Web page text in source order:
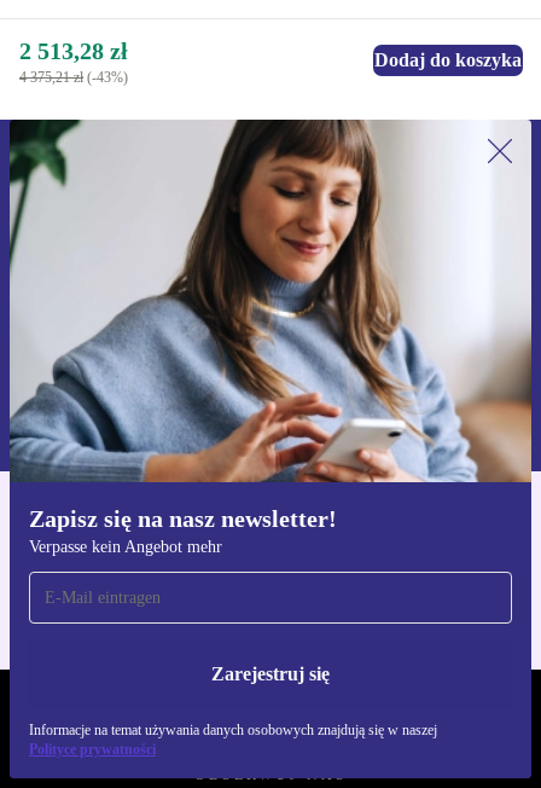
2 513,28 zł
4 375,21 zł (-43%)
Dodaj do koszyka
Zapisz się na nasz newsletter!
Verpasse kein Angebot mehr
Zarejestruj się
Informacje na temat używania danych osobowych znajdują się w naszej
Polityce prywatności
Zapisz się na nasz newsletter!
Nie przegap żadnej oferty.
Zarejestruj się
Informacje na temat używania danych osobowych znajdują się w
naszej
Polityce prywatności
Pobierz aplikację refurbed
Dla iOS i Android
OBSERWUJ NAS